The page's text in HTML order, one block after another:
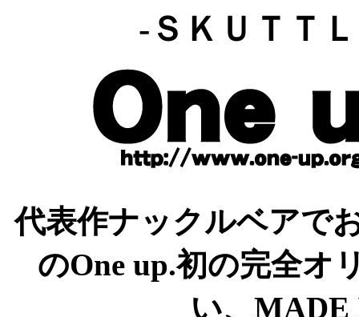
-ＳＫＵＴＴ
代表作ナックルベアで
のOne up.初の完全オ
い、MADE